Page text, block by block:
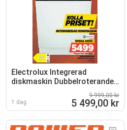
Electrolux Integrerad
diskmaskin Dubbelroterande
1 dag
9 999,00 kr
5 499,00 kr